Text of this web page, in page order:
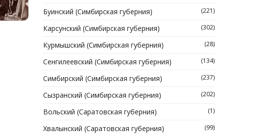
Буинский (Симбирская губерния) (221)
Карсунский (Симбирская губерния) (302)
Курмышский (Симбирская губерния) (28)
Сенгилеевский (Симбирская губерния) (134)
Симбирский (Симбирская губерния) (237)
Сызранский (Симбирская губерния) (202)
Вольский (Саратовская губерния) (1)
Хвалынский (Саратовская губерния) (99)